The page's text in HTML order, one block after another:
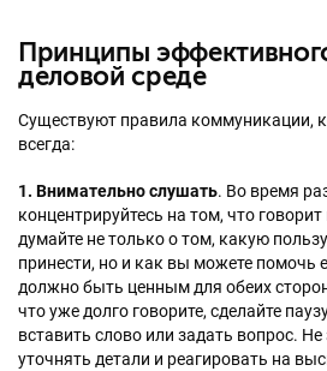
Принципы
деловой среде
Существуют правила коммуникации,
всегда:
1. Внимательно слушать. Во время
концентрируйтесь на том, что
думайте не только о том, какую
принести, но и как вы можете помочь
должно быть ценным для обеих
что уже долго говорите, сделайте
вставить слово или задать вопрос.
уточнять детали и реагировать на